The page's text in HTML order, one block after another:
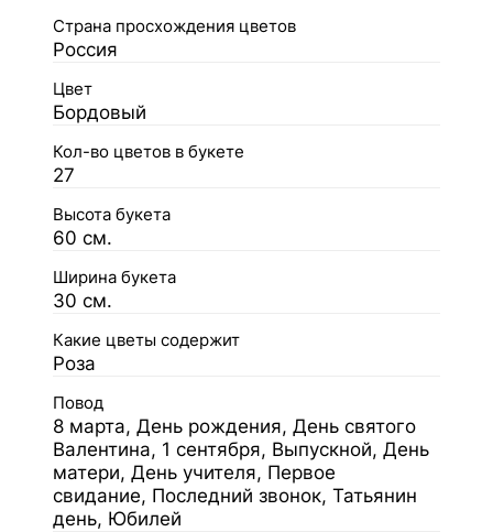
Страна просхождения цветов
Россия
Цвет
Бордовый
Кол-во цветов в букете
27
Высота букета
60 см.
Ширина букета
30 см.
Какие цветы содержит
Роза
Повод
8 марта, День рождения, День святого
Валентина, 1 сентября, Выпускной, День
матери, День учителя, Первое
свидание, Последний звонок, Татьянин
день, Юбилей